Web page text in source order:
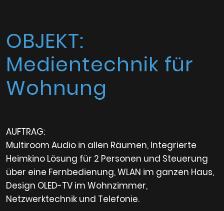
OBJEKT:
Medientechnik für
Wohnung
AUFTRAG:
Multiroom Audio in allen Räumen, Integrierte
Heimkino Lösung für 2 Personen und Steuerung
über eine Fernbedienung, WLAN im ganzen Haus,
Design OLED-TV im Wohnzimmer,
Netzwerktechnik und Telefonie.